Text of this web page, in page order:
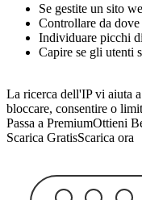
Se gestite un sito
Controllare da
Individuare picchi
Capire se gli utenti
La ricerca dell'IP vi aiuta
bloccare, consentire o
Passa a PremiumOttieni
Scarica GratisScarica ora